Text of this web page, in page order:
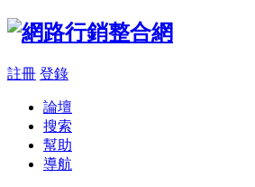
註冊 登錄
論壇
搜索
幫助
導航